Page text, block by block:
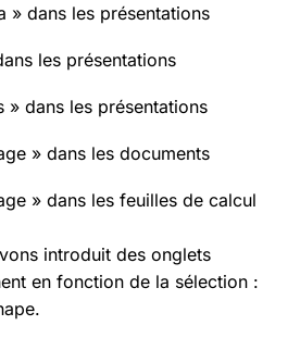
» dans les présentations
les présentations
» dans les présentations
» dans les documents
» dans les feuilles de calcul
introduit des onglets
en fonction de la sélection :